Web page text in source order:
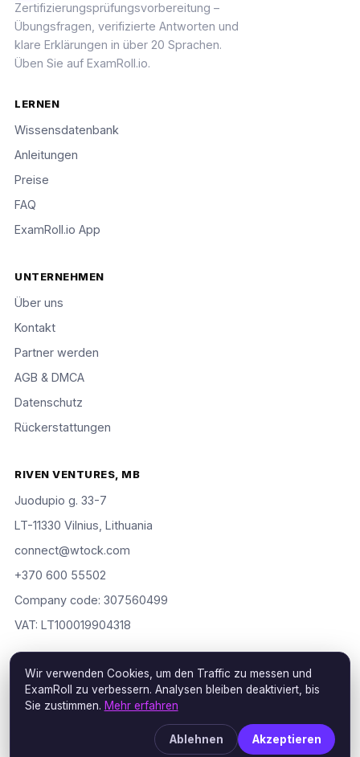
Zertifizierungsprüfungsvorbereitung –
Übungsfragen, verifizierte Antworten und
klare Erklärungen in über 20 Sprachen.
Üben Sie auf ExamRoll.io.
LERNEN
Wissensdatenbank
Anleitungen
Preise
FAQ
ExamRoll.io App
UNTERNEHMEN
Über uns
Kontakt
Partner werden
AGB & DMCA
Datenschutz
Rückerstattungen
RIVEN VENTURES, MB
Juodupio g. 33-7
LT-11330 Vilnius, Lithuania
connect@wtock.com
+370 600 55502
Company code: 307560499
VAT: LT100019904318
© 2016–2026 Riven Ventures, MB. Alle Rechte vorbehalten.
ExamRoll is an independent study aid, not affiliated with or
endorsed by the certification vendors named; rights holders may
request removal via ourDMCA policy.
Wir verwenden Cookies, um den Traffic zu messen und
ExamRoll zu verbessern. Analysen bleiben deaktiviert, bis
Sie zustimmen. Mehr erfahren
Ablehnen Akzeptieren